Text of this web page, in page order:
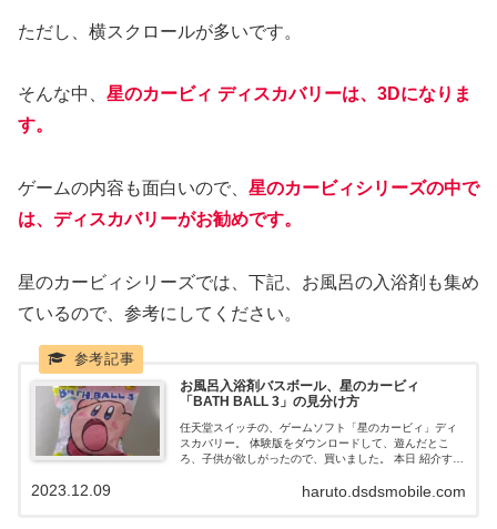
ただし、横スクロールが多いです。
そんな中、 星のカービィ ディスカバリーは、3Dになりま
す。
ゲームの内容も面白いので、 星のカービィシリーズの中で
は、ディスカバリーがお勧めです。
星のカービィシリーズでは、下記、お風呂の入浴剤も集め
ているので、参考にしてください。
お風呂入浴剤バスボール、星のカービィ
「BATH BALL 3」の見分け方
任天堂スイッチの、ゲームソフト「星のカービィ」ディ
スカバリー。 体験版をダウンロードして、遊んだとこ
ろ、子供が欲しがったので、買いました。 本日 紹介する
haruto.dsdsmobile.com
2023.12.09